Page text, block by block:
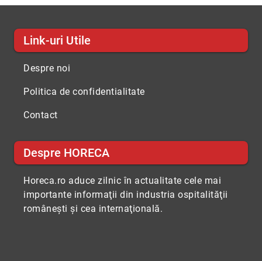
Link-uri Utile
Despre noi
Politica de confidentialitate
Contact
Despre HORECA
Horeca.ro aduce zilnic în actualitate cele mai
importante informaţii din industria ospitalităţii
româneşti şi cea internaţională.